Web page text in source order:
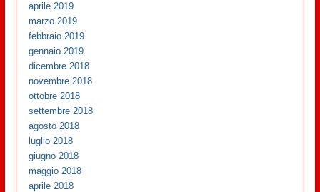
aprile 2019
marzo 2019
febbraio 2019
gennaio 2019
dicembre 2018
novembre 2018
ottobre 2018
settembre 2018
agosto 2018
luglio 2018
giugno 2018
maggio 2018
aprile 2018